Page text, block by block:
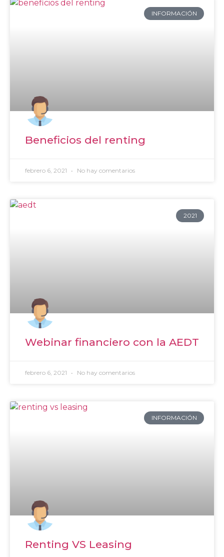
INFORMACIÓN
Beneficios del renting
febrero 6, 2021 No hay comentarios
2021
Webinar financiero con la AEDT
febrero 6, 2021 No hay comentarios
INFORMACIÓN
Renting VS Leasing